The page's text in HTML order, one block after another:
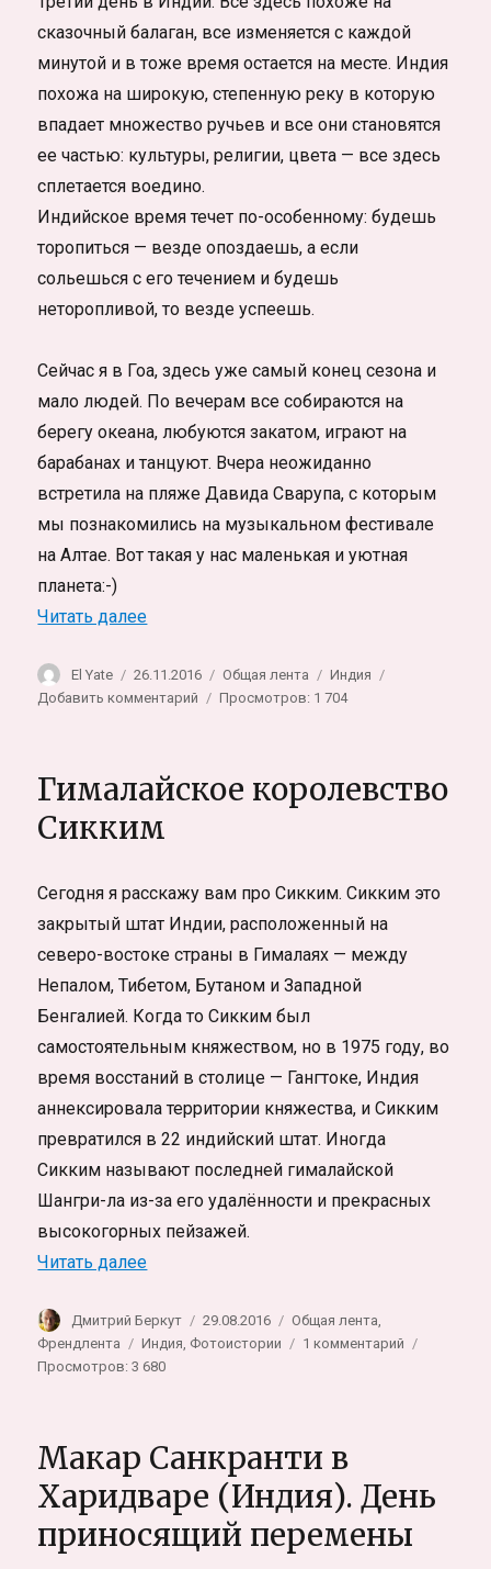
путешествие
без
—
новый
уровень
сказочный балаган, все изменяется с каждой
минутой и в тоже время остается на месте. Индия
похожа на широкую, степенную реку в которую
впадает множество ручьев и все они становятся
ее частью: культуры, религии, цвета — все здесь
сплетается воедино.
Индийское время течет по-особенному: будешь
торопиться — везде опоздаешь, а если
сольешься с его течением и будешь
неторопливой, то везде успеешь.
Сейчас я в Гоа, здесь уже самый конец сезона и
мало людей. По вечерам все собираются на
берегу океана, любуются закатом, играют на
барабанах и танцуют. Вчера неожиданно
встретила на пляже Давида Сварупа, с которым
мы познакомились на музыкальном фестивале
на Алтае. Вот такая у нас маленькая и уютная
планета:-)
Читать далее«Индия. Первые дни в Гоа»
Автор
El Yate Опубликовано
26.11.2016 Рубрики
Общая лента Метки
Индия
Добавить комментарий
дни
Просмотров: 1 704
Гималайское королевство
Сикким
Сегодня я расскажу вам про Сикким. Сикким это
закрытый штат Индии, расположенный на
северо-востоке страны в Гималаях — между
Непалом, Тибетом, Бутаном и Западной
Бенгалией. Когда то Сикким был
самостоятельным княжеством, но в 1975 году, во
время восстаний в столице — Гангтоке, Индия
аннексировала территории княжества, и Сикким
превратился в 22 индийский штат. Иногда
Сикким называют последней гималайской
Шангри-ла из-за его удалённости и прекрасных
высокогорных пейзажей.
Читать далее«Гималайское королевство Сикким»
Автор
Дмитрий Беркут Опубликовано
29.08.2016 Рубрики
Общая лента,
Френдлента
Метки
Индия, Фотоистории 1 комментарий
Просмотров: 3 680
Макар Санкранти в
Харидваре (Индия). День
приносящий перемены